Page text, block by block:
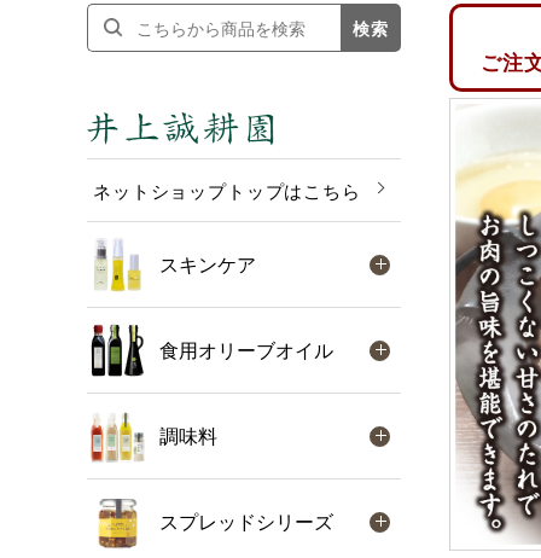
検索
ネットショップトップはこちら
スキンケア
食用オリーブオイル
調味料
スプレッドシリーズ
ご注